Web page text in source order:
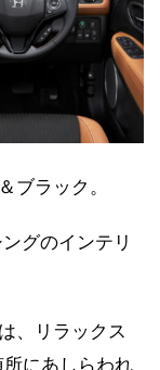
ブラック。
グのインテリ
、リラックス
にあしらわれ